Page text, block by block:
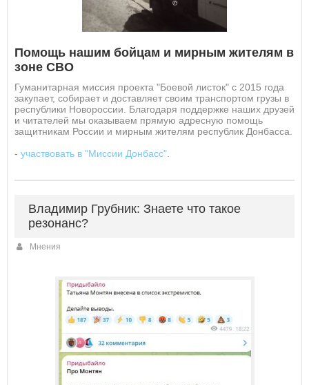
Помощь нашим бойцам и мирным жителям в
зоне СВО
Гуманитарная миссия проекта "Боевой листок" с 2015 года
закупает, собирает и доставляет своим транспортом грузы в
республики Новороссии. Благодаря поддержке наших друзей
и читателей мы оказываем прямую адресную помощь
защитникам России и мирным жителям республик Донбасса.
- участвовать в "Миссии Донбасс"
Владимир Грубник: Знаете что такое
резонанс?
Мнения